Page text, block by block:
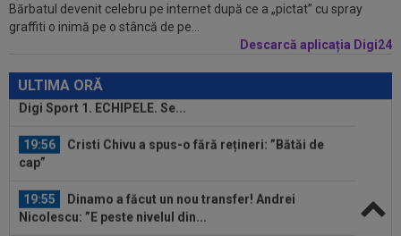
Bărbatul devenit celebru pe internet după ce a „pictat” cu spray
graffiti o inimă pe o stâncă de pe...
Descarcă aplicația Digi24
ULTIMA ORĂ
20:02 VIDEO
Unirea Slobozia - Gloria Bistrița 0-3 |
Scorul final a fost stabilit de o...
Digi Sport 1. ECHIPELE. Se...
19:56
Cristi Chivu a spus-o fără rețineri: ”Bătăi de
cap”
19:55
Nicolescu: ”E peste nivelul din...
19:45 VIDEO
Ce remontada! În minutul 80, erau